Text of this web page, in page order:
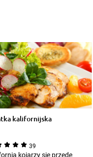
kalifornijska
39
kojarzy się przede